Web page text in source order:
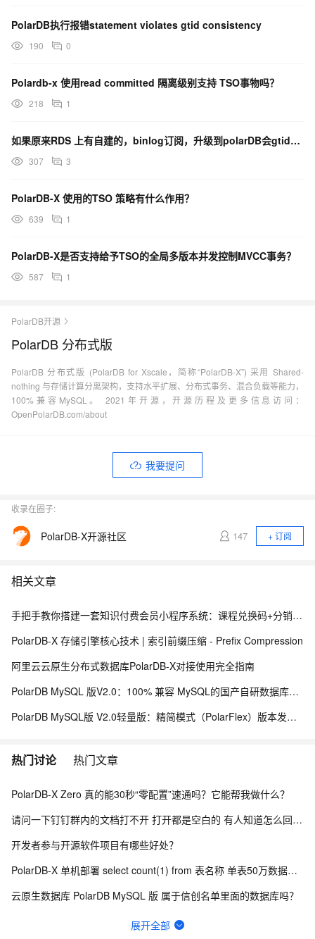
PolarDB执行报错statement violates gtid consistency
190 0
Polardb-x 使用read committed 隔离级别支持 TSO事物吗？
218 1
如果原来RDS 上有自建的，binlog订阅，升级到polarDB会gtid会变，会导致订阅失败吧？
307 3
PolarDB-X 使用的TSO 策略有什么作用？
639 1
PolarDB-X是否支持给予TSO的全局多版本并发控制MVCC事务？
587 1
PolarDB开源
PolarDB 分布式版
PolarDB 分布式版 (PolarDB for Xscale，简称“PolarDB-X”) 采用 Shared-
nothing 与存储计算分离架构，支持水平扩展、分布式事务、混合负载等能力，
100%兼容MySQL。 2021年开源，开源历程及更多信息访问：
OpenPolarDB.com/about
我要提问
收录在圈子:
PolarDB-X开源社区 147 + 订阅
相关文章
手把手教你搭建一套知识付费会员小程序系统：课程兑换码+分销裂变+会员体系完整实战
PolarDB-X 存储引擎核心技术 | 索引前缀压缩 - Prefix Compression
阿里云云原生分布式数据库PolarDB-X对接使用完全指南
PolarDB MySQL 版V2.0：100% 兼容 MySQL的国产自研数据库介绍
PolarDB MySQL版 V2.0轻量版：精简模式（PolarFlex）版本发布日志
热门讨论 热门文章
PolarDB-X Zero 真的能30秒“零配置”速通吗？它能帮我做什么？
请问一下钉钉群内的文档打不开 打开都是空白的 有人知道怎么回事吗？
开发者参与开源软件项目有哪些好处？
PolarDB-X 单机部署 select count(1) from 表名称 单表50万数据查询
云原生数据库 PolarDB MySQL 版 属于信创名单里面的数据库吗？
PolarDB-X与信创名单中的polardb v2.0 是什么关系 ？
展开全部